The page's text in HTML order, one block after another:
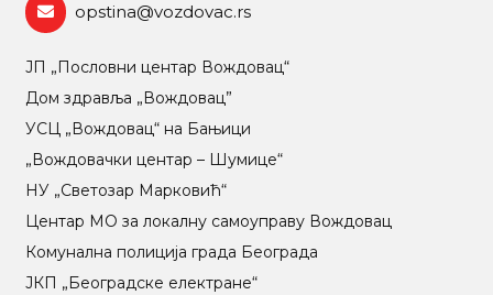
opstina@vozdovac.rs
ЈП „Пословни центар Вождовац“
Дом здравља „Вождовац”
УСЦ „Вождовац“ на Бањици
„Вождовачки центар – Шумице“
НУ „Светозар Марковић“
Центар МO за локалну самоуправу Вождовац
Комунална полиција града Београда
ЈКП „Београдске електране“